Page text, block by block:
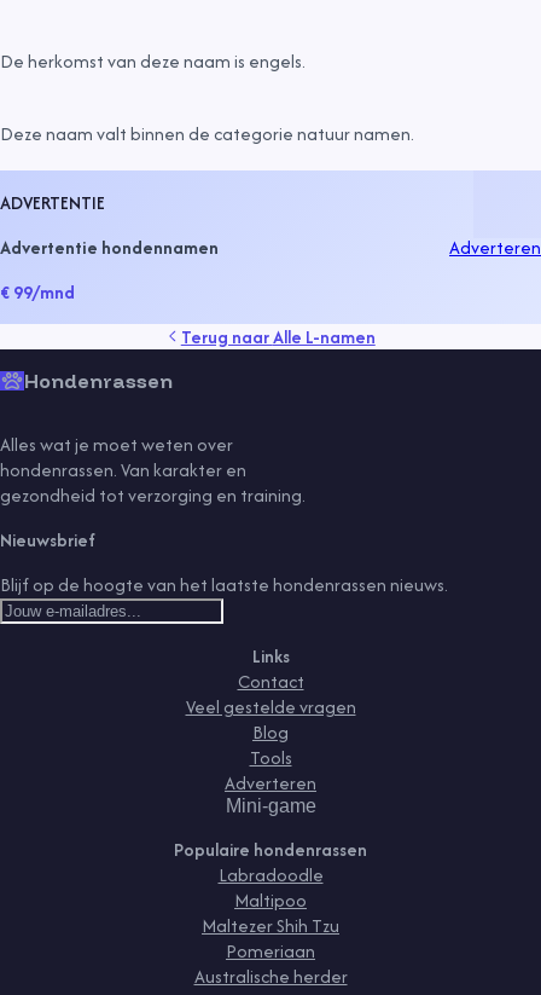
De herkomst van deze naam is engels.
Deze naam valt binnen de categorienatuur namen.
ADVERTENTIE
Advertentie hondennamen
€ 99/mnd
Adverteren
Terug naarAlle L-namen
Hondenrassen
Alles wat je moet weten over
hondenrassen. Van karakter en
gezondheid tot verzorging en training.
Nieuwsbrief
Blijf op de hoogte van het laatste hondenrassen nieuws.
Links
Contact
Veel gestelde vragen
Blog
Tools
Adverteren
Mini-game
Populaire hondenrassen
Labradoodle
Maltipoo
Maltezer Shih Tzu
Pomeriaan
Australische herder